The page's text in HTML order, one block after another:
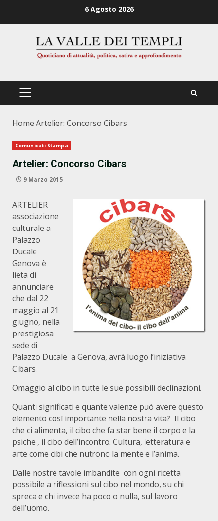
6 Agosto 2026
PRIMÄRES
Home Artelier: Concorso Cibars
Comunicati Stampa
Artelier: Concorso Cibars
9 Marzo 2015
ARTELIER
associazione
culturale a
Palazzo
Ducale
Genova è
lieta di
annunciare
che dal 22
maggio al 21
giugno, nella
prestigiosa
sede di
Palazzo Ducale a Genova, avrà luogo l’iniziativa
Cibars.
Omaggio al cibo in tutte le sue possibili declinazioni.
Quanti significati e quante valenze può avere questo
elemento così importante nella nostra vita? Il cibo
che ci alimenta, il cibo che fa star bene il corpo e la
psiche , il cibo dell’incontro. Cultura, letteratura e
arte come cibi che nutrono la mente e l’anima.
Dalle nostre tavole imbandite con ogni ricetta
possibile a riflessioni sul cibo nel mondo, su chi
spreca e chi invece ha poco o nulla, sul lavoro
dell’uomo.